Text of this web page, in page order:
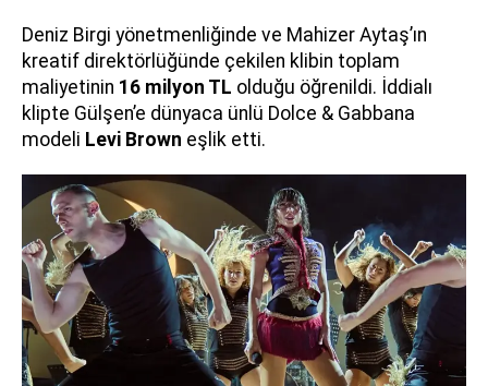
Deniz Birgi yönetmenliğinde ve Mahizer Aytaş’ın
kreatif direktörlüğünde çekilen klibin toplam
maliyetinin 16 milyon TL olduğu öğrenildi. İddialı
klipte Gülşen’e dünyaca ünlü Dolce & Gabbana
modeli Levi Brown eşlik etti.